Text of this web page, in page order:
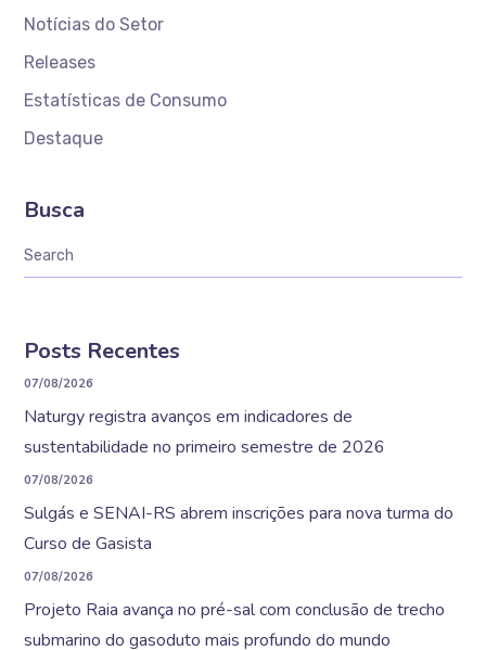
Notícias do Setor
Releases
Estatísticas de Consumo
Destaque
Busca
Posts Recentes
07/08/2026
Naturgy registra avanços em indicadores de
sustentabilidade no primeiro semestre de 2026
07/08/2026
Sulgás e SENAI-RS abrem inscrições para nova turma do
Curso de Gasista
07/08/2026
Projeto Raia avança no pré-sal com conclusão de trecho
submarino do gasoduto mais profundo do mundo